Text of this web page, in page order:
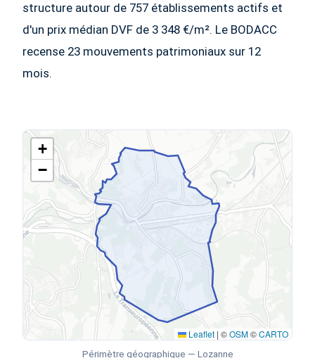
structure autour de 757 établissements actifs et
d'un prix médian DVF de 3 348 €/m². Le BODACC
recense 23 mouvements patrimoniaux sur 12
mois.
+
−
Leaflet | ©OSM©CARTO
Périmètre géographique — Lozanne